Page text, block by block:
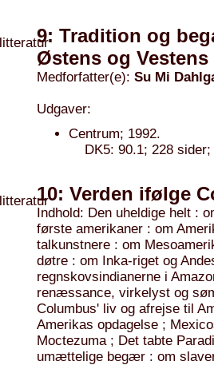
9: Tradition og
Østens og Vestens
Medforfatter(e): Su Mi
Udgaver:
Centrum; 1992.
DK5: 90.1; 228 sider;
10: Verden ifølge
Indhold: Den uheldige helt :
første amerikaner : om
talkunstnere : om
døtre : om Inka-riget og
regnskovsindianerne i
renæssance, virkelyst og
Columbus' liv og afrejse til
Amerikas opdagelse ;
Moctezuma ; Det tabte
umættelige begær : om